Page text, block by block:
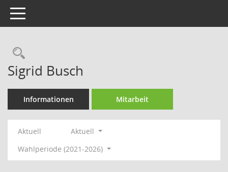
Toggle navigation
Rechercheauswahl
Sigrid Busch
Informationen Mitarbeit
Aktuell
Aktuell
Wahlperiode (2021-2026)